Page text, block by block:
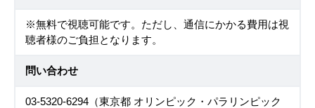
※無料で視聴可能です。ただし、通信にかかる費用は視
聴者様のご負担となります。
問い合わせ
03-5320-6294（東京都 オリンピック・パラリンピック